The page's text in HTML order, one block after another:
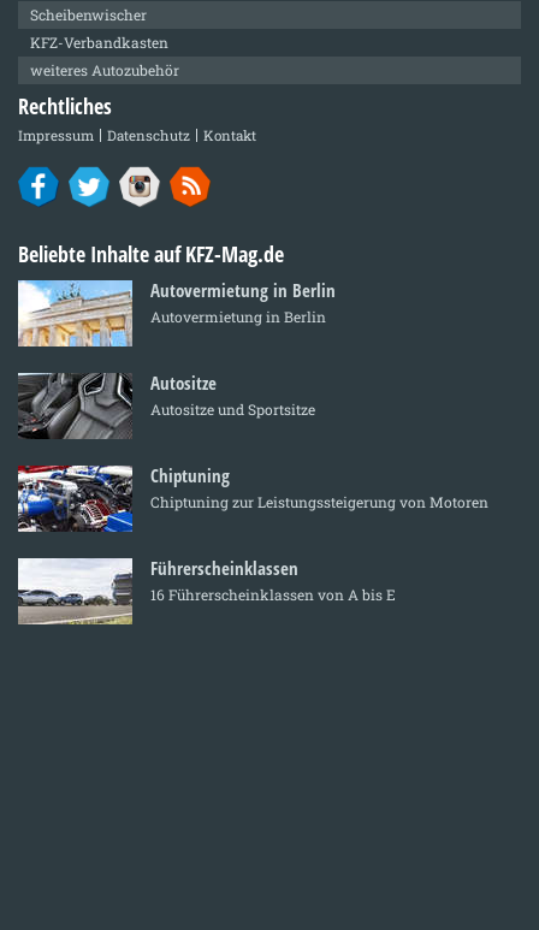
Scheibenwischer
KFZ-Verbandkasten
weiteres Autozubehör
Rechtliches
Impressum Datenschutz Kontakt
Beliebte Inhalte auf KFZ-Mag.de
Autovermietung in Berlin
Autovermietung in Berlin
Autositze
Autositze und Sportsitze
Chiptuning
Chiptuning zur Leistungssteigerung von Motoren
Führerscheinklassen
16 Führerscheinklassen von A bis E